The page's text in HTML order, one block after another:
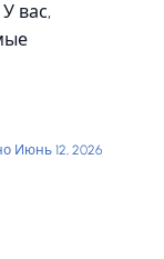
вас,
Июнь 12, 2026